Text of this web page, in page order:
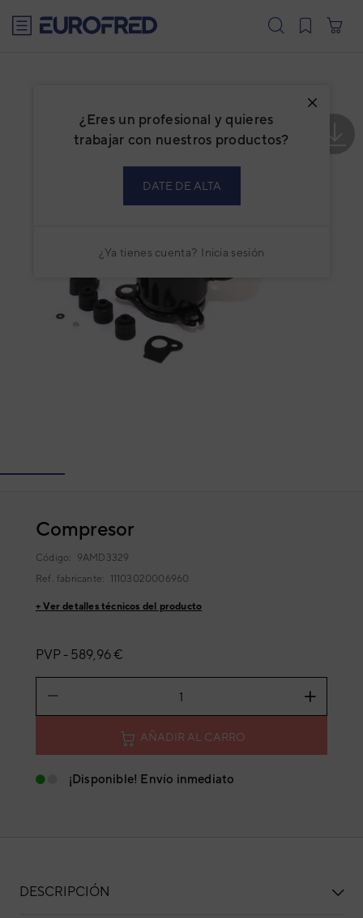
¿Eres un profesional y quieres
trabajar con nuestros productos?
DATE DE ALTA
¿Ya tienes cuenta? Inicia sesión
Compresor
Código: 9AMD3329
Ref. fabricante: 11103020006960
+ Ver detalles técnicos del producto
PVP - 589,96 €
AÑADIR AL CARRO
¡Disponible! Envío inmediato
DESCRIPCIÓN